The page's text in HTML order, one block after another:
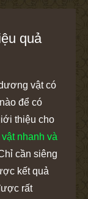
quả
vật có
để có
thiệu cho
nhanh và
cần siêng
kết quả
rất